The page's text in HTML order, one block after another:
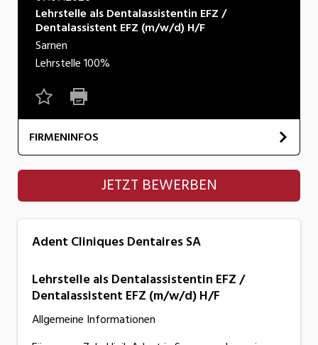
Natur
Verkehr/Logistik
Wirtschaft/Verwaltung
Lehrstelle als Dentalassistentin EFZ /
Dentalassistent EFZ (m/w/d) H/F
Sarnen
Lehrstelle100%
FIRMENINFOS
Adent Cliniques Dentaires SA
JETZT BEWERBEN
Adent Cliniques Dentaires SA
Lehrstelle als Dentalassistentin EFZ /
Dentalassistent EFZ (m/w/d) H/F
Allgemeine Informationen